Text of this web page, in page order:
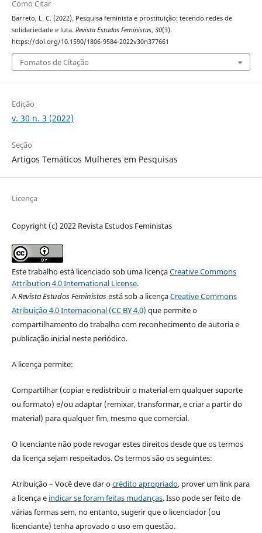
Como Citar
Barreto, L. C. (2022). Pesquisa feminista e prostituição: tecendo redes de
solidariedade e luta. Revista Estudos Feministas, 30(3).
https://doi.org/10.1590/1806-9584-2022v30n377661
Fomatos de Citação
Edição
v. 30 n. 3 (2022)
Seção
Artigos Temáticos Mulheres em Pesquisas
Licença
Copyright (c) 2022 Revista Estudos Feministas
Este trabalho está licenciado sob uma licençaCreative Commons
Attribution 4.0 International License.
ARevista Estudos Feministasestá sob a licençaCreative Commons
Atribuição 4.0 Internacional (CC BY 4.0) que permite o
compartilhamento do trabalho com reconhecimento de autoria e
publicação inicial neste periódico.
A licença permite:
Compartilhar (copiar e redistribuir o material em qualquer suporte
ou formato) e/ou adaptar (remixar, transformar, e criar a partir do
material) para qualquer fim, mesmo que comercial.
O licenciante não pode revogar estes direitos desde que os termos
da licença sejam respeitados. Os termos são os seguintes:
Atribuição – Você deve dar ocrédito apropriado, prover um link para
a licença e indicar se foram feitas mudanças. Isso pode ser feito de
várias formas sem, no entanto, sugerir que o licenciador (ou
licenciante) tenha aprovado o uso em questão.